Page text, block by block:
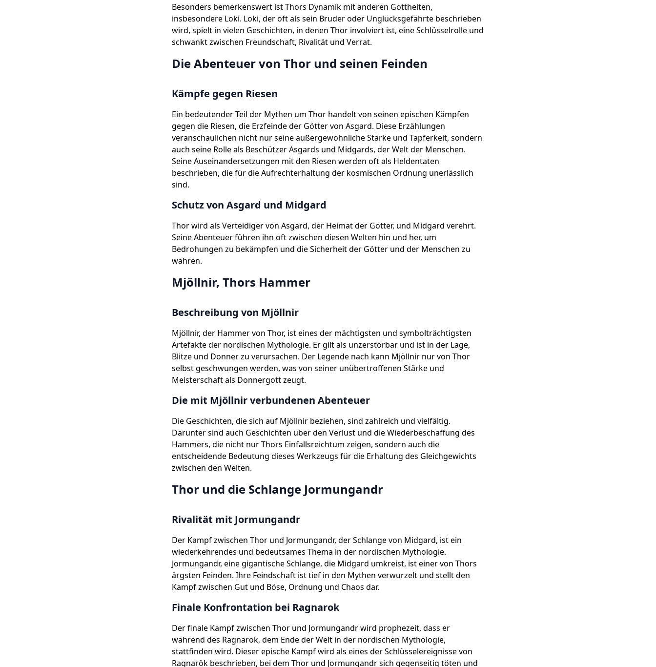
Besonders bemerkenswert ist Thors Dynamik mit anderen Gottheiten,
insbesondere Loki. Loki, der oft als sein Bruder oder Unglücksgefährte beschrieben
wird, spielt in vielen Geschichten, in denen Thor involviert ist, eine Schlüsselrolle und
schwankt zwischen Freundschaft, Rivalität und Verrat.
Die Abenteuer von Thor und seinen Feinden
Kämpfe gegen Riesen
Ein bedeutender Teil der Mythen um Thor handelt von seinen epischen Kämpfen
gegen die Riesen, die Erzfeinde der Götter von Asgard. Diese Erzählungen
veranschaulichen nicht nur seine außergewöhnliche Stärke und Tapferkeit, sondern
auch seine Rolle als Beschützer Asgards und Midgards, der Welt der Menschen.
Seine Auseinandersetzungen mit den Riesen werden oft als Heldentaten
beschrieben, die für die Aufrechterhaltung der kosmischen Ordnung unerlässlich
sind.
Schutz von Asgard und Midgard
Thor wird als Verteidiger von Asgard, der Heimat der Götter, und Midgard verehrt.
Seine Abenteuer führen ihn oft zwischen diesen Welten hin und her, um
Bedrohungen zu bekämpfen und die Sicherheit der Götter und der Menschen zu
wahren.
Mjöllnir, Thors Hammer
Beschreibung von Mjöllnir
Mjöllnir, der Hammer von Thor, ist eines der mächtigsten und symbolträchtigsten
Artefakte der nordischen Mythologie. Er gilt als unzerstörbar und ist in der Lage,
Blitze und Donner zu verursachen. Der Legende nach kann Mjöllnir nur von Thor
selbst geschwungen werden, was von seiner unübertroffenen Stärke und
Meisterschaft als Donnergott zeugt.
Die mit Mjöllnir verbundenen Abenteuer
Die Geschichten, die sich auf Mjöllnir beziehen, sind zahlreich und vielfältig.
Darunter sind auch Geschichten über den Verlust und die Wiederbeschaffung des
Hammers, die nicht nur Thors Einfallsreichtum zeigen, sondern auch die
entscheidende Bedeutung dieses Werkzeugs für die Erhaltung des Gleichgewichts
zwischen den Welten.
Thor und die Schlange Jormungandr
Rivalität mit Jormungandr
Der Kampf zwischen Thor und Jormungandr, der Schlange von Midgard, ist ein
wiederkehrendes und bedeutsames Thema in der nordischen Mythologie.
Jormungandr, eine gigantische Schlange, die Midgard umkreist, ist einer von Thors
ärgsten Feinden. Ihre Feindschaft ist tief in den Mythen verwurzelt und stellt den
Kampf zwischen Gut und Böse, Ordnung und Chaos dar.
Finale Konfrontation bei Ragnarok
Der finale Kampf zwischen Thor und Jormungandr wird prophezeit, dass er
während des Ragnarök, dem Ende der Welt in der nordischen Mythologie,
stattfinden wird. Dieser epische Kampf wird als eines der Schlüsselereignisse von
Ragnarök beschrieben, bei dem Thor und Jormungandr sich gegenseitig töten und